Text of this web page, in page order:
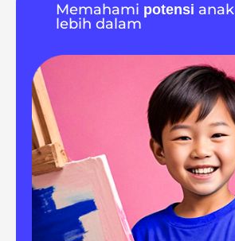
Memahami potensi anak
lebih dalam